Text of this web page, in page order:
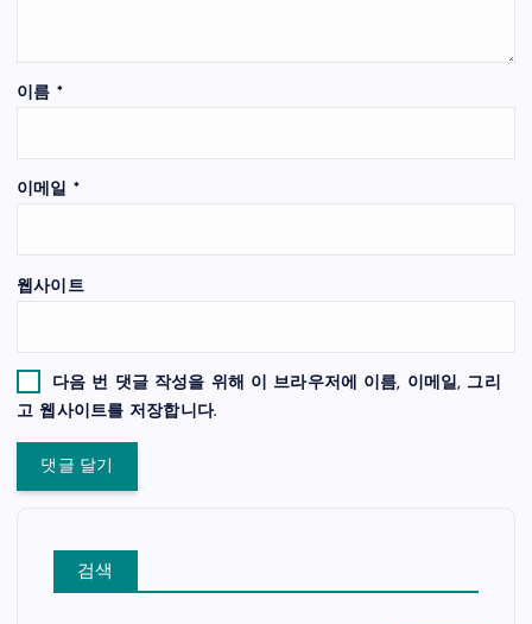
이름 *
이메일 *
웹사이트
다음 번 댓글 작성을 위해 이 브라우저에 이름, 이메일, 그리
고 웹사이트를 저장합니다.
검색